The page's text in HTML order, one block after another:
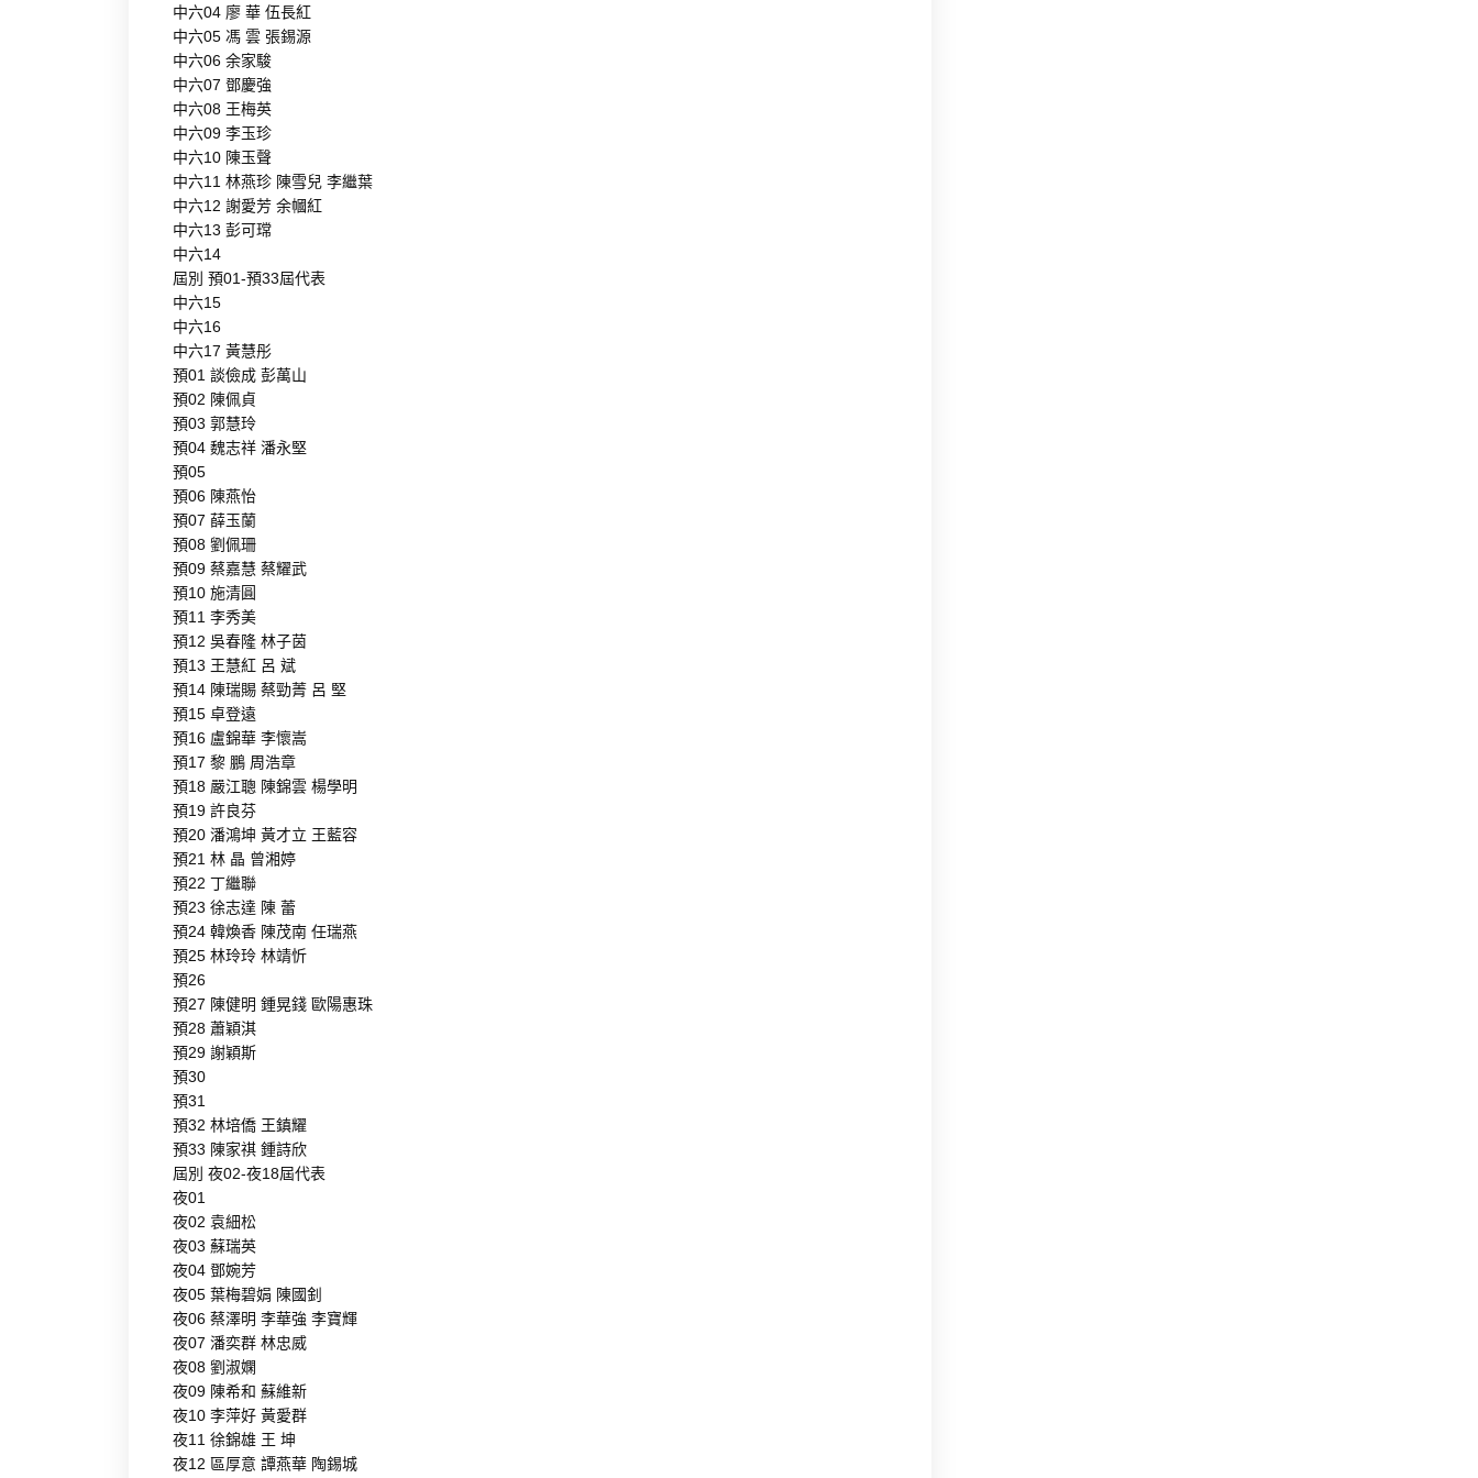
中六04 廖 華 伍長紅
中六05 馮 雲 張錫源
中六06 余家駿
中六07 鄧慶強
中六08 王梅英
中六09 李玉珍
中六10 陳玉聲
中六11 林燕珍 陳雪兒 李繼葉
中六12 謝愛芳 余幗紅
中六13 彭可瑺
中六14
屆別 預01-預33屆代表
中六15
中六16
中六17 黃慧彤
預01 談儉成 彭萬山
預02 陳佩貞
預03 郭慧玲
預04 魏志祥 潘永堅
預05
預06 陳燕怡
預07 薛玉蘭
預08 劉佩珊
預09 蔡嘉慧 蔡耀武
預10 施清圓
預11 李秀美
預12 吳春隆 林子茵
預13 王慧紅 呂 斌
預14 陳瑞賜 蔡勁菁 呂 堅
預15 卓登遠
預16 盧錦華 李懷嵩
預17 黎 鵬 周浩章
預18 嚴江聰 陳錦雲 楊學明
預19 許良芬
預20 潘鴻坤 黃才立 王藍容
預21 林 晶 曾湘婷
預22 丁繼聯
預23 徐志達 陳 蕾
預24 韓煥香 陳茂南 任瑞燕
預25 林玲玲 林靖忻
預26
預27 陳健明 鍾晃錢 歐陽惠珠
預28 蕭穎淇
預29 謝穎斯
預30
預31
預32 林培僑 王鎮耀
預33 陳家祺 鍾詩欣
屆別 夜02-夜18屆代表
夜01
夜02 袁細松
夜03 蘇瑞英
夜04 鄧婉芳
夜05 葉梅碧娟 陳國釗
夜06 蔡澤明 李華強 李寶輝
夜07 潘奕群 林忠威
夜08 劉淑嫻
夜09 陳希和 蘇維新
夜10 李萍好 黃愛群
夜11 徐錦雄 王 坤
夜12 區厚意 譚燕華 陶錫城